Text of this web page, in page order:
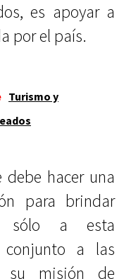
es apoyar a
por el país.
Turismo y
debe hacer una
para brindar
sólo a esta
conjunto a las
su misión de